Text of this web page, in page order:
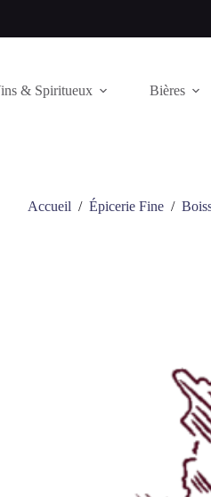
& Spiritueux Bières
Accueil / Épicerie Fine /